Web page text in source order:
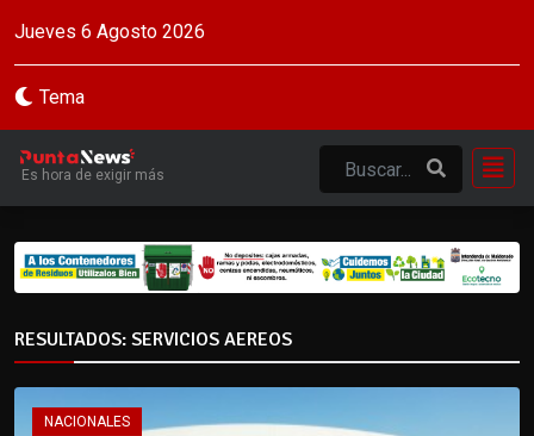
Jueves 6 Agosto 2026
Tema
Es hora de exigir más
RESULTADOS: SERVICIOS AEREOS
NACIONALES